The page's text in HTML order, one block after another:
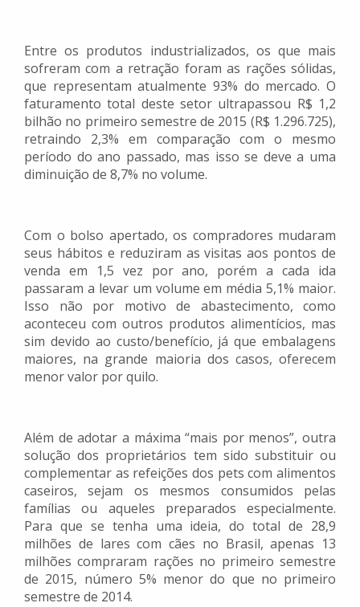
Entre os produtos industrializados, os que mais
sofreram com a retração foram as rações sólidas,
que representam atualmente 93% do mercado. O
faturamento total deste setor ultrapassou R$ 1,2
bilhão no primeiro semestre de 2015 (R$ 1.296.725),
retraindo 2,3% em comparação com o mesmo
período do ano passado, mas isso se deve a uma
diminuição de 8,7% no volume.
Com o bolso apertado, os compradores mudaram
seus hábitos e reduziram as visitas aos pontos de
venda em 1,5 vez por ano, porém a cada ida
passaram a levar um volume em média 5,1% maior.
Isso não por motivo de abastecimento, como
aconteceu com outros produtos alimentícios, mas
sim devido ao custo/benefício, já que embalagens
maiores, na grande maioria dos casos, oferecem
menor valor por quilo.
Além de adotar a máxima “mais por menos”, outra
solução dos proprietários tem sido substituir ou
complementar as refeições dos pets com alimentos
caseiros, sejam os mesmos consumidos pelas
famílias ou aqueles preparados especialmente.
Para que se tenha uma ideia, do total de 28,9
milhões de lares com cães no Brasil, apenas 13
milhões compraram rações no primeiro semestre
de 2015, número 5% menor do que no primeiro
semestre de 2014.